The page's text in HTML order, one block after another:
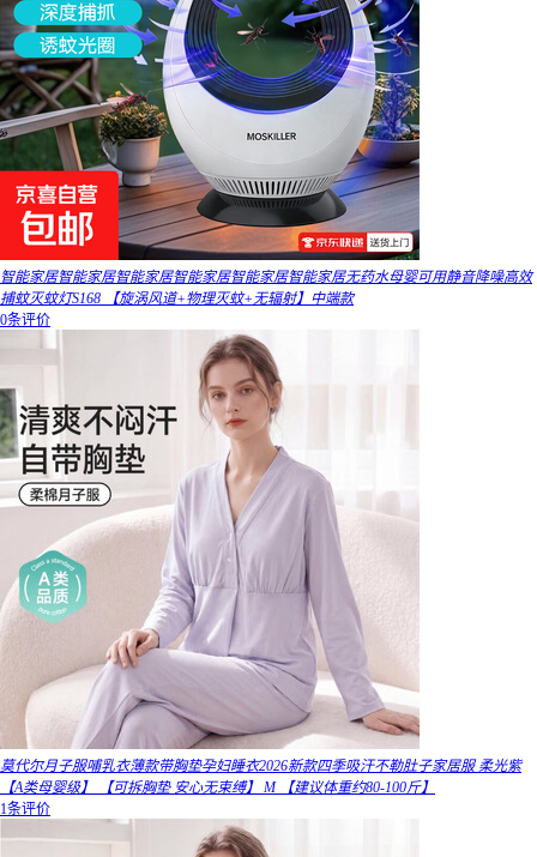
智能家居智能家居智能家居智能家居智能家居智能家居无药水母婴可用静音降噪高效
捕蚊灭蚊灯S168 【旋涡风道+物理灭蚊+无辐射】中端款
0条评价
莫代尔月子服哺乳衣薄款带胸垫孕妇睡衣2026新款四季吸汗不勒肚子家居服 柔光紫
【A类母婴级】 【可拆胸垫 安心无束缚】 M 【建议体重约80-100斤】
1条评价